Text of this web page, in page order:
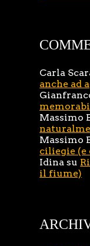
Carla
anche ad
Massimo
Massimo
ciliegie
Idina su
il fiume)